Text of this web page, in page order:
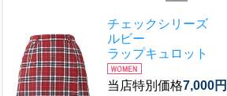
チェックシリーズ
ルビー
ラップキュロット
当店特別価格7,000円